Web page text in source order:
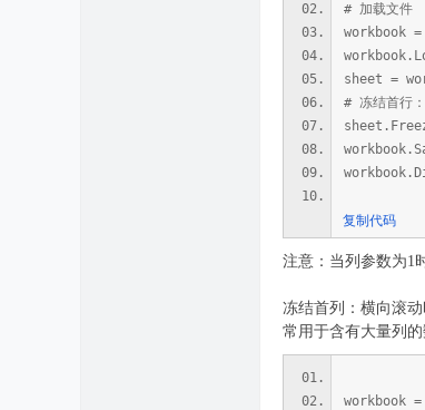
# 加载文件
workbook
sheet =
# 冻结首行
复制代码
注意：当列参数为1
冻结首列：横向滚
常用于含有大量列
workbook